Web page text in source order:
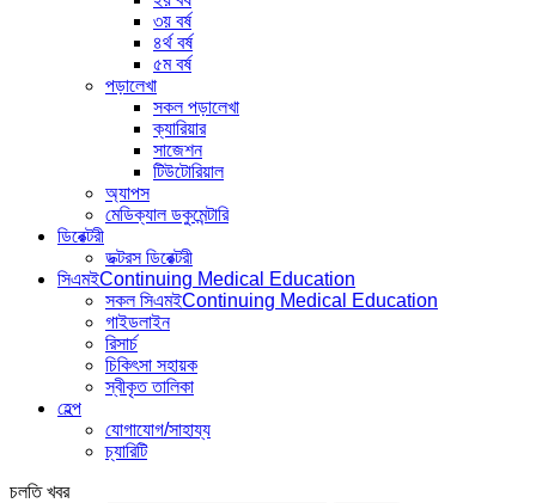
৩য় বর্ষ
৪র্থ বর্ষ
৫ম বর্ষ
পড়ালেখা
সকল পড়ালেখা
ক্যারিয়ার
সাজেশন
টিউটোরিয়াল
অ্যাপস
মেডিক্যাল ডকুমেন্টারি
ডিরেক্টরী
ডক্টরস ডিরেক্টরী
সিএমইContinuing Medical Education
সকল সিএমইContinuing Medical Education
গাইডলাইন
রিসার্চ
চিকিৎসা সহায়ক
স্বীকৃত তালিকা
হেল্প
যোগাযোগ/সাহায্য
চ্যারিটি
চলতি খবর